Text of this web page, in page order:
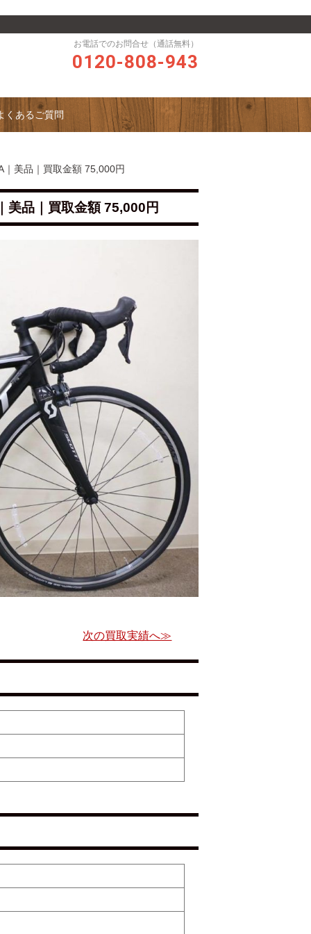
お電話でのお問合せ（通話無料）
0120-808-943
くあるご質問
美品｜買取金額 75,000円
美品｜買取金額 75,000円
次の買取実績へ≫